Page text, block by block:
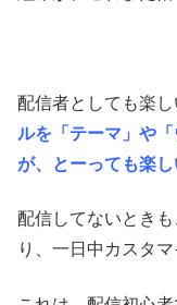
配信者としても楽し
ルを「テーマ」や
が、とーっても楽し
配信してないとき
り、一日中カスタ